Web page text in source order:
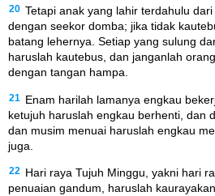
20 Tetapi anak yang lahir terdahulu
dengan seekor domba; jika tidak
batang lehernya. Setiap yang sulung
haruslah kautebus, dan janganlah
dengan tangan hampa.
21
Enam harilah lamanya engkau
ketujuh haruslah engkau berhenti, dan
dan musim menuai haruslah engkau
juga.
22
Hari raya Tujuh Minggu, yakni hari
penuaian gandum, haruslah